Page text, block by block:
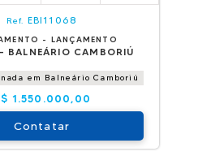
Ref. EBI11068
- LANÇAMENTO
BALNEÁRIO CAMBORIÚ
em Balneário Camboriú
1.550.000,00
Contatar